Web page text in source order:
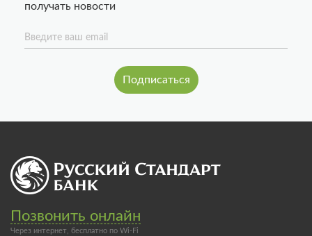
получать новости
Введите ваш email
Позвонить онлайн
Через интернет, бесплатно по Wi-Fi